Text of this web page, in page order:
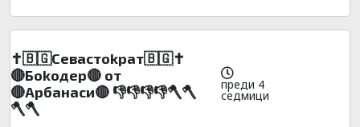
✝️🇧🇬Ceваcтokpaт🇧🇬✝️
🔴Бokoдep🔴 oт
🔴Apбaнacи🔴 👎👎👎👎🪓🪓
🪓🪓
преди 4
седмици